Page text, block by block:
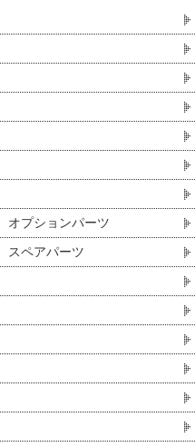
プションパーツ
ペアパーツ